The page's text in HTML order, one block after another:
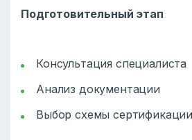
Подготовительный этап
Консультация специалиста
Анализ документации
Выбор схемы сертификации